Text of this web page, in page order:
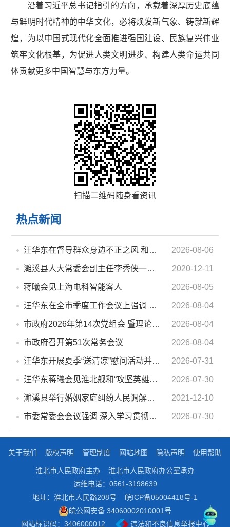
沿着习近平总书记指引的方向，承载着深厚历史底蕴
与鲜明时代精神的中华文化，必将焕发新气象、铸就新辉
煌，为以中国式现代化全面推进强国建设、民族复兴伟业
筑牢文化根基，为促进人类文明进步、构建人类命运共同
体贡献更多中国智慧与东方力量。
扫描二维码随身看资讯
热点新闻
汪华东在督导群众身边不正之风 和腐败问题集中整治工作时强调 以更高标准更实举措纵深推进集中整治 不断增强人民群众获得感幸福感安全感 2026-08-06
濉溪县人大常委会副主任李秀侠一行调研城乡客运一体化和治超工作 2020-12-11
蒋曦会见上海电科智能客人 2026-08-05
汪华东在全市季度工作会议上强调 锚定打好“三仗”任务和年度预期目标不动摇 在全市上下掀起比学赶超争先进位的攻坚热潮 2026-08-04
市政府2026年第14次党组会 暨理论学习中心组学习会议召开 蒋曦主持会议并讲话 2026-08-04
市政府召开第51次常务会议 2026-08-04
汪华东开展夏季“送清凉”慰问活动并调研专门教育工作 落实落细防暑降温措施 用心用情关爱一线职工 2026-07-31
汪华东蒋曦会见淮北舰和“攻坚英雄连”官兵代表 2026-07-30
濉溪县举行婚姻家庭纠纷人民调解委员会暨调解志愿者服务团成立仪式 2021-12-10
市委常委会会议强调 深入学习贯彻习近平总书记重要讲话指示精神 高质量推进城市更新 不断提升本质安全水平 汪华东主持会议 2026-07-30
关于我们 版权声明 管理制度 网站地图 隐私声明 使用帮助
淮北市人民政府主办
淮北市人民政府办公室承办
运维电话：0561-3198639
地址：淮北市人民路208号
皖ICP备05004418号-1
皖公网安备 34060002010001号
网站标识码：3406000012
违法和不良信息举报中心